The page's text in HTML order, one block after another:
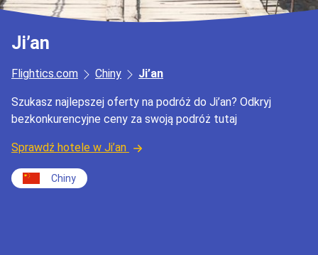
Ji’an
Flightics.com Chiny Ji’an
Szukasz najlepszej oferty na podróż do Ji’an? Odkryj
bezkonkurencyjne ceny za swoją podróż tutaj
Sprawdź hotele w Ji’an
Chiny